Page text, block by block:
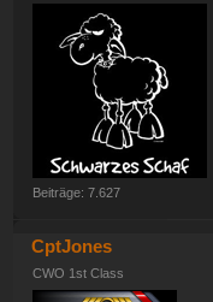
Beiträge: 7.627
CptJones
CWO 1st Class